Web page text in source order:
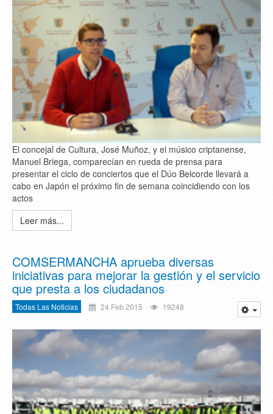
El concejal de Cultura, José Muñoz, y el músico criptanense,
Manuel Briega, comparecían en rueda de prensa para
presentar el ciclo de conciertos que el Dúo Belcorde llevará a
cabo en Japón el próximo fin de semana coincidiendo con los
actos
Leer más...
COMSERMANCHA aprueba diversas
iniciativas para mejorar la gestión y el servicio
que presta a los ciudadanos
Todas Las Noticias 24 Feb 2015 19248